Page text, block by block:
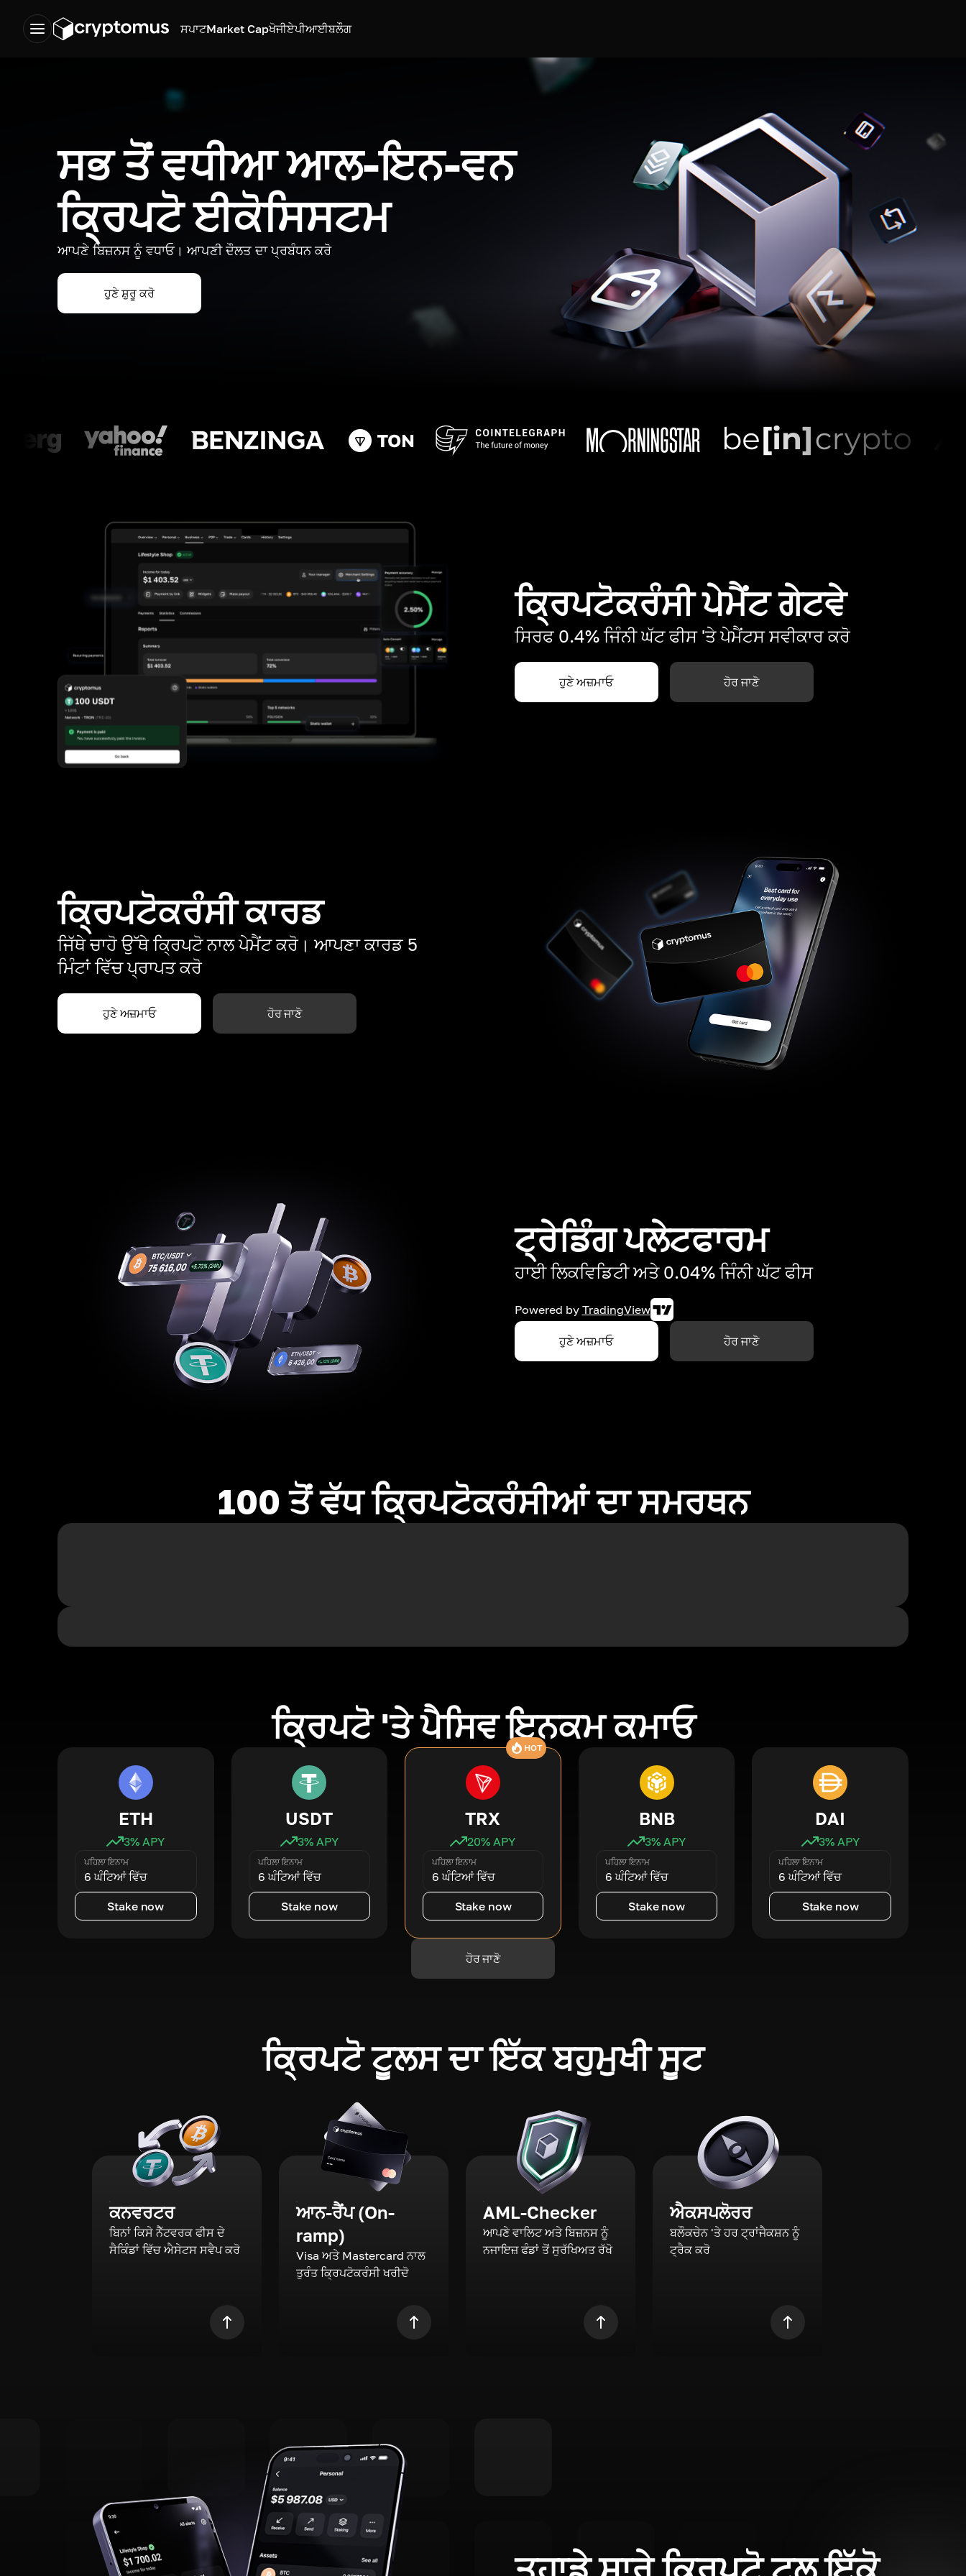
ਸਪਾਟMarket Capਖੋਜੀਏਪੀਆਈਬਲੌਗ
ਸਭ ਤੋਂ ਵਧੀਆ ਆਲ-ਇਨ-ਵਨ
ਕ੍ਰਿਪਟੋ ਈਕੋਸਿਸਟਮ
ਆਪਣੇ ਬਿਜ਼ਨਸ ਨੂੰ ਵਧਾਓ। ਆਪਣੀ ਦੌਲਤ ਦਾ ਪ੍ਰਬੰਧਨ ਕਰੋ
ਹੁਣੇ ਸ਼ੁਰੂ ਕਰੋ
ਕ੍ਰਿਪਟੋਕਰੰਸੀ ਪੇਮੈਂਟ ਗੇਟਵੇ
ਸਿਰਫ 0.4% ਜਿੰਨੀ ਘੱਟ ਫੀਸ 'ਤੇ ਪੇਮੈਂਟਸ ਸਵੀਕਾਰ ਕਰੋ
ਹੁਣੇ ਅਜ਼ਮਾਓ ਹੋਰ ਜਾਣੋ
ਕ੍ਰਿਪਟੋਕਰੰਸੀ ਕਾਰਡ
ਜਿੱਥੇ ਚਾਹੋ ਉੱਥੇ ਕ੍ਰਿਪਟੋ ਨਾਲ ਪੇਮੈਂਟ ਕਰੋ। ਆਪਣਾ ਕਾਰਡ 5
ਮਿੰਟਾਂ ਵਿੱਚ ਪ੍ਰਾਪਤ ਕਰੋ
ਹੁਣੇ ਅਜ਼ਮਾਓ ਹੋਰ ਜਾਣੋ
ਟ੍ਰੇਡਿੰਗ ਪਲੇਟਫਾਰਮ
ਹਾਈ ਲਿਕਵਿਡਿਟੀ ਅਤੇ 0.04% ਜਿੰਨੀ ਘੱਟ ਫੀਸ
Powered by TradingView
ਹੁਣੇ ਅਜ਼ਮਾਓ ਹੋਰ ਜਾਣੋ
100 ਤੋਂ ਵੱਧ ਕ੍ਰਿਪਟੋਕਰੰਸੀਆਂ ਦਾ ਸਮਰਥਨ
ਕ੍ਰਿਪਟੋ 'ਤੇ ਪੈਸਿਵ ਇਨਕਮ ਕਮਾਓ
ETH
3% APY
ਪਹਿਲਾ ਇਨਾਮ
6 ਘੰਟਿਆਂ ਵਿੱਚ
Stake now
USDT
3% APY
ਪਹਿਲਾ ਇਨਾਮ
6 ਘੰਟਿਆਂ ਵਿੱਚ
Stake now
HOT
TRX
20% APY
ਪਹਿਲਾ ਇਨਾਮ
6 ਘੰਟਿਆਂ ਵਿੱਚ
Stake now
BNB
3% APY
ਪਹਿਲਾ ਇਨਾਮ
6 ਘੰਟਿਆਂ ਵਿੱਚ
Stake now
DAI
3% APY
ਪਹਿਲਾ ਇਨਾਮ
6 ਘੰਟਿਆਂ ਵਿੱਚ
Stake now
ਹੋਰ ਜਾਣੋ
ਕ੍ਰਿਪਟੋ ਟੂਲਸ ਦਾ ਇੱਕ ਬਹੁਮੁਖੀ ਸੂਟ
ਕਨਵਰਟਰ
ਬਿਨਾਂ ਕਿਸੇ ਨੈੱਟਵਰਕ ਫੀਸ ਦੇ
ਸੈਕਿੰਡਾਂ ਵਿੱਚ ਐਸੇਟਸ ਸਵੈਪ ਕਰੋ
ਆਨ-ਰੈਂਪ (On-
ramp)
Visa ਅਤੇ Mastercard ਨਾਲ
ਤੁਰੰਤ ਕ੍ਰਿਪਟੋਕਰੰਸੀ ਖਰੀਦੋ
AML-Checker
ਆਪਣੇ ਵਾਲਿਟ ਅਤੇ ਬਿਜ਼ਨਸ ਨੂੰ
ਨਜਾਇਜ਼ ਫੰਡਾਂ ਤੋਂ ਸੁਰੱਖਿਅਤ ਰੱਖੋ
ਐਕਸਪਲੋਰਰ
ਬਲੌਕਚੇਨ 'ਤੇ ਹਰ ਟ੍ਰਾਂਜੈਕਸ਼ਨ ਨੂੰ
ਟ੍ਰੈਕ ਕਰੋ